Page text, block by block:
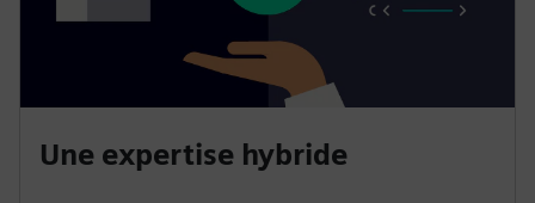
Une expertise hybride